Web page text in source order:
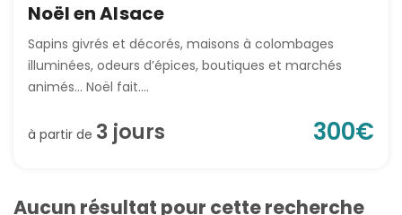
Noël en Alsace
Sapins givrés et décorés, maisons à colombages
illuminées, odeurs d’épices, boutiques et marchés
animés... Noël fait....
à partir de 3 jours 300€
Aucun résultat pour cette recherche